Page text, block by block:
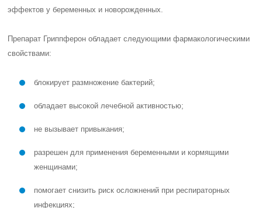
эффектов у беременных и новорожденных.
Препарат Гриппферон обладает следующими фармакологическими
свойствами:
блокирует размножение бактерий;
обладает высокой лечебной активностью;
не вызывает привыкания;
разрешен для применения беременными и кормящими
женщинами;
помогает снизить риск осложнений при респираторных
инфекциях;